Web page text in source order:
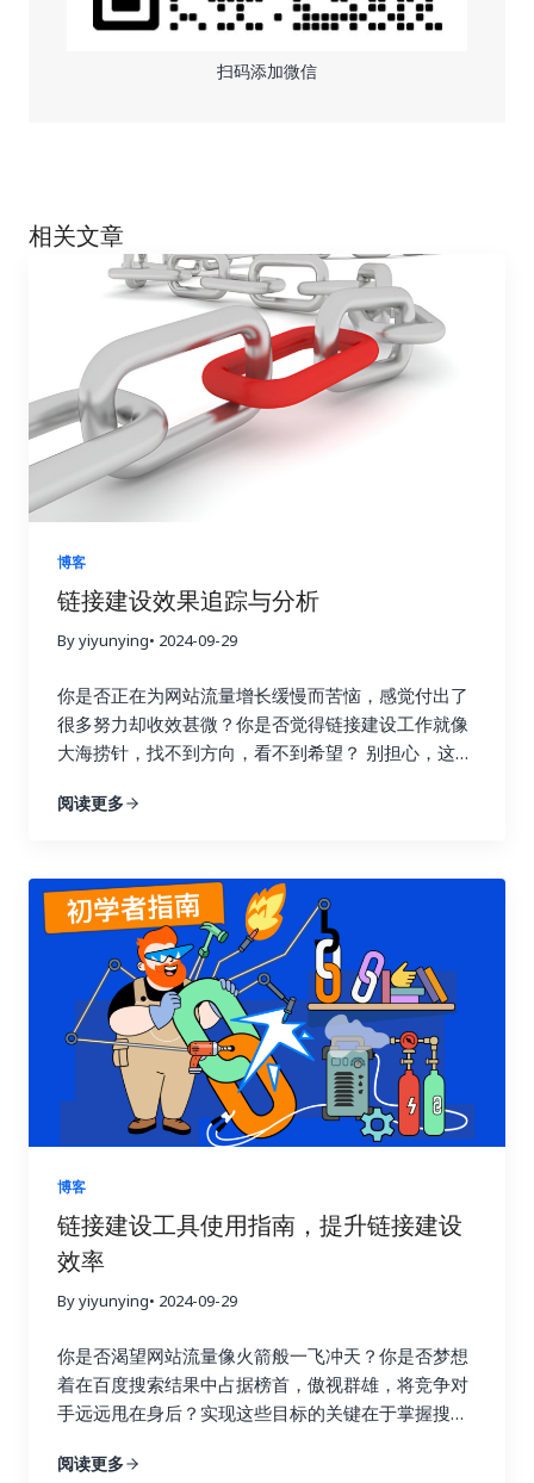
扫码添加微信
相关文章
博客
链接建设效果追踪与分析
By yiyunying• 2024-09-29
你是否正在为网站流量增长缓慢而苦恼，感觉付出了
很多努力却收效甚微？你是否觉得链接建设工作就像
大海捞针，找不到方向，看不到希望？ 别担心，这篇
七天内让你的链接建设效果翻倍，实现网站流量的显
新时代。 一、 深入理解链接建设效果追踪的意义 许
多人在进行链接建设时，往往缺乏明确的目标和方
向，就像在黑暗中摸索前行。他们只知道不断地去获
取链接，却不清楚哪些链接真正有效，哪些链接只是
浪费时间和精力。这种做法不仅效率低，还可能适得
其反，损害网站的搜索引擎优化效果。 链接建设效果
追踪就像一盏明灯，照亮前进的道路，它能帮助你清
晰地了解每一次链接建设活动的实际效果，让你知道
哪些策略有效，哪些策略需要改进。就像驾驶汽车需
要查看仪表盘一样，追踪链接建设效果可以让你随时
掌握网站的“行驶状态”，从而做出更明智的决策。 试
想一下，一个射手如果每次射击后都无法看到箭的落
点，他该如何调整自己的射击姿势和力度呢？链接建
设也是如此，只有不断追踪效果，才能知道哪些策略
命中了目标，哪些策略需要调整。通过追踪链接建设
真正有效的策略上，从而最大化投资回报率，就像一
个精明的投资者，会仔细分析市场行情，选择最具潜
力的投资项目。 更重要的是，追踪链接建设效果可以
过哪些链接访问你的网站，他们在你的网站上停留了
阅读更多
博客
链接建设工具使用指南，提升链接建设
效率
By yiyunying• 2024-09-29
你是否渴望网站流量像火箭般一飞冲天？你是否梦想
着在百度搜索结果中占据榜首，傲视群雄，将竞争对
手远远甩在身后？实现这些目标的关键在于掌握搜索
节！不要再浪费宝贵的时间和精力在低效的搜索引擎
阅读更多